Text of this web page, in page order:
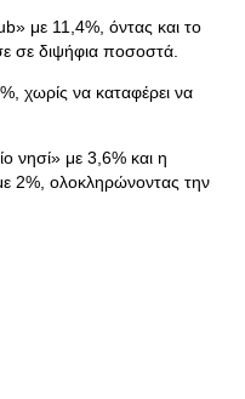
με 11,4%, όντας και το
σε διψήφια ποσοστά.
χωρίς να καταφέρει να
νησί» με 3,6% και η
2%, ολοκληρώνοντας την